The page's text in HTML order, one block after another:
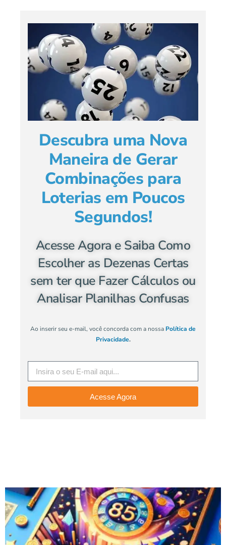
Descubra uma Nova
Maneira de Gerar
Combinações para
Loterias em Poucos
Segundos!
Acesse Agora e Saiba Como
Escolher as Dezenas Certas
sem ter que Fazer Cálculos ou
Analisar Planilhas Confusas
Ao inserir seu e-mail, você concorda com a nossa Política de
Privacidade.
Acesse Agora